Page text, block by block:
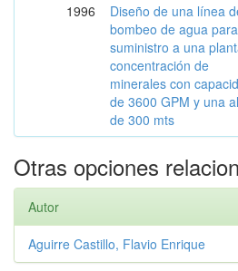
1996
Diseño de una línea
bombeo de agua
suministro a una
concentración de
minerales con
de 3600 GPM y una
de 300 mts
Otras opciones
Autor
Aguirre Castillo, Flavio Enrique